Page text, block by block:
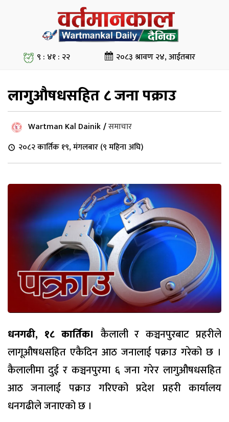
९ : ४१ : २३ २०८३ श्रावण २४, आईतबार
लागुऔषधसहित ८ जना पक्राउ
Wartman Kal Dainik/समाचार
२०८२ कार्तिक १९, मंगलबार (९ महिना अघि)
धनगढी, १८ कार्तिक। कैलाली र कञ्चनपुरबाट प्रहरीले
लागूऔषधसहित एकैदिन आठ जनालाई पक्राउ गरेको छ ।
कैलालीमा दुई र कञ्चनपुरमा ६ जना गरेर लागुऔषधसहित
आठ जनालाई पक्राउ गरिएको प्रदेश प्रहरी कार्यालय
धनगढीले जनाएको छ ।